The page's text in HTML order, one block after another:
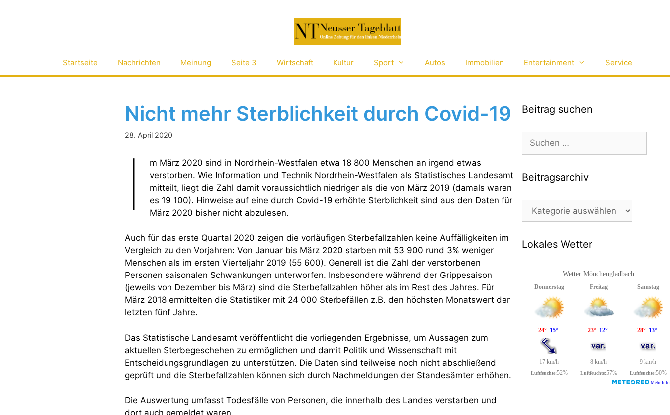
Startseite Nachrichten Meinung Seite 3 Wirtschaft Kultur Sport Autos Immobilien Entertainment Service
Nicht mehr Sterblichkeit durch Covid-19
28. April 2020
I
m März 2020 sind in Nordrhein-Westfalen etwa 18 800 Menschen an irgend etwas
verstorben. Wie Information und Technik Nordrhein-Westfalen als Statistisches Landesamt
mitteilt, liegt die Zahl damit voraussichtlich niedriger als die von März 2019 (damals waren
es 19 100). Hinweise auf eine durch Covid-19 erhöhte Sterblichkeit sind aus den Daten für
März 2020 bisher nicht abzulesen.
Auch für das erste Quartal 2020 zeigen die vorläufigen Sterbefallzahlen keine Auffälligkeiten im
Vergleich zu den Vorjahren: Von Januar bis März 2020 starben mit 53 900 rund 3% weniger
Menschen als im ersten Vierteljahr 2019 (55 600). Generell ist die Zahl der verstorbenen
Personen saisonalen Schwankungen unterworfen. Insbesondere während der Grippesaison
(jeweils von Dezember bis März) sind die Sterbefallzahlen höher als im Rest des Jahres. Für
März 2018 ermittelten die Statistiker mit 24 000 Sterbefällen z.B. den höchsten Monatswert der
letzten fünf Jahre.
Das Statistische Landesamt veröffentlicht die vorliegenden Ergebnisse, um Aussagen zum
aktuellen Sterbegeschehen zu ermöglichen und damit Politik und Wissenschaft mit
Entscheidungsgrundlagen zu unterstützen. Die Daten sind teilweise noch nicht abschließend
geprüft und die Sterbefallzahlen können sich durch Nachmeldungen der Standesämter erhöhen.
Die Auswertung umfasst Todesfälle von Personen, die innerhalb des Landes verstarben und
dort auch gemeldet waren.
Beitrag suchen
Suchen
nach:
Beitragsarchiv
Beitragsarchiv
Lokales Wetter
Wetter Mönchengladbach